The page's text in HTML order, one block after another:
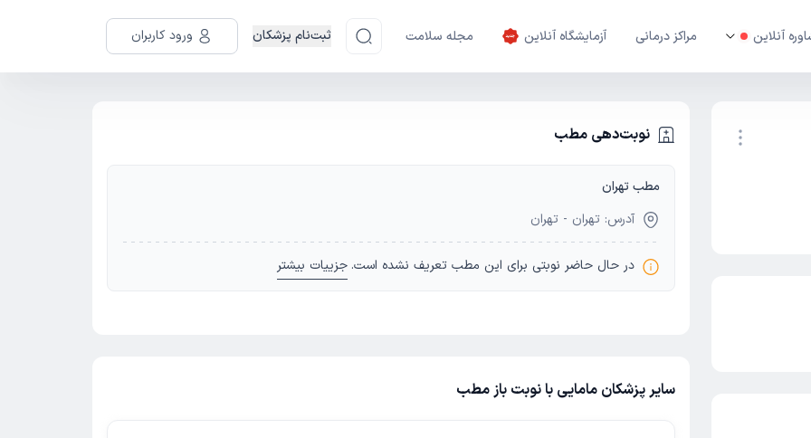
آنلاین مراکز درمانی آزمایشگاه آنلاین مجله سلامت ثبت‌نام پزشکان ورود کاربران
نوبت‌دهی مطب
مطب تهران
آدرس: تهران - تهران
در حال حاضر نوبتی برای این مطب تعریف نشده است. جزییات بیشتر
سایر پزشکان مامایی با نوبت باز مطب